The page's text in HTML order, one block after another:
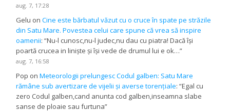
aug. 7, 17:28
Gelu onCine este bărbatul văzut cu o cruce în spate pe străzile
din Satu Mare. Povestea celui care spune că vrea să inspire
oamenii: “Nu-l cunosc,nu-l judec,nu dau cu piatra! Dacă își
poartă crucea in liniște și își vede de drumul lui e ok…”
aug. 7, 16:58
Pop onMeteorologii prelungesc Codul galben: Satu Mare
rămâne sub avertizare de vijelii și averse torențiale: “Egal cu
zero Codul galben,cand anunta cod galben,inseamna slabe
sanse de ploaie sau furtuna”